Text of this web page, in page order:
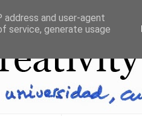
and user-agent
service, generate usage